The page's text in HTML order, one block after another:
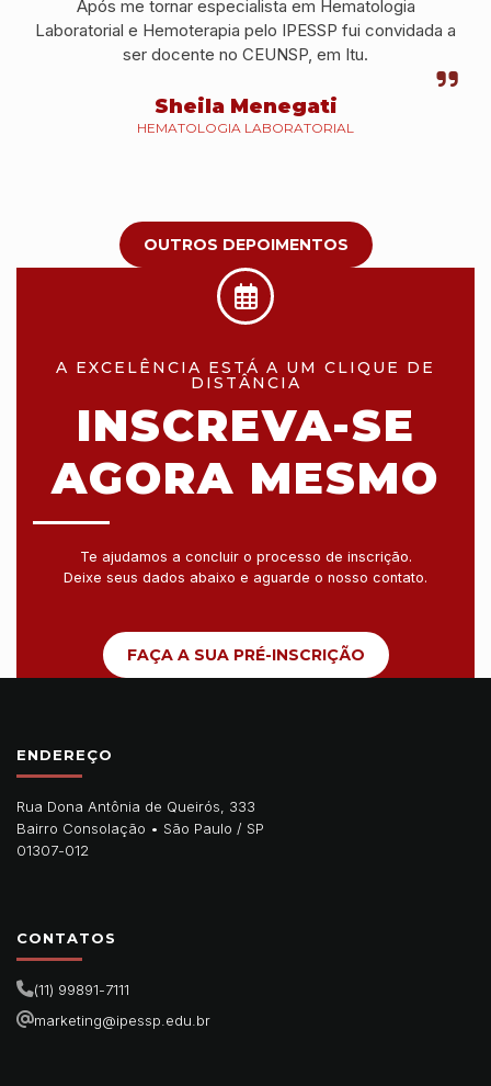
Após me tornar especialista em Hematologia
Laboratorial e Hemoterapia pelo IPESSP fui convidada a
ser docente no CEUNSP, em Itu.
Sheila Menegati
HEMATOLOGIA LABORATORIAL
OUTROS DEPOIMENTOS
A EXCELÊNCIA ESTÁ A UM CLIQUE DE
DISTÂNCIA
INSCREVA-SE
AGORA MESMO
Te ajudamos a concluir o processo de inscrição.
Deixe seus dados abaixo e aguarde o nosso contato.
FAÇA A SUA PRÉ-INSCRIÇÃO
ENDEREÇO
Rua Dona Antônia de Queirós, 333
Bairro Consolação • São Paulo / SP
01307-012
CONTATOS
(11) 99891-7111
marketing@ipessp.edu.br